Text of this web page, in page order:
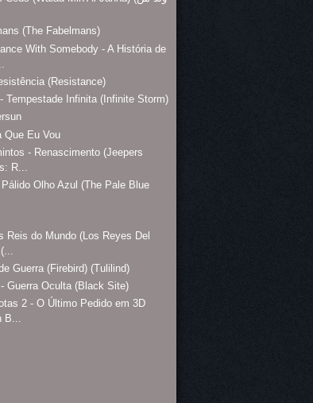
(The Fabelmans)
With Somebody - A História de
(Resistance)
Tempestade Infinita (Infinite Storm)
Que Eu Vou
- Renascimento (Jeepers
R...
Olho Azul (The Pale Blue
Reis do Mundo (Los Reyes Del
Guerra (Firebird) (Tulilind)
Guerra Oculta (Black Site)
2 - O Último Pedido em 3D
B...